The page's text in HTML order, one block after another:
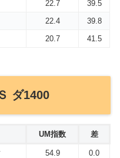
22.7
39.5
22.4
39.8
20.7 41.5
ダ1400
UM指数 差
54.9
0.0